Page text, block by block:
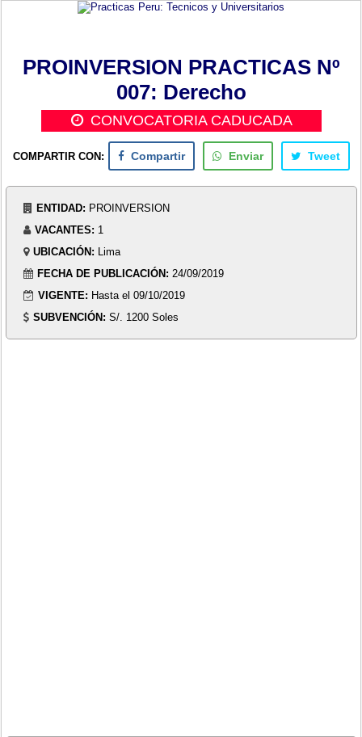
PROINVERSION PRACTICAS Nº
007: Derecho
CONVOCATORIA CADUCADA
COMPARTIR CON: Compartir Enviar Tweet
ENTIDAD: PROINVERSION
VACANTES: 1
UBICACIÓN:
Lima
FECHA DE PUBLICACIÓN: 24/09/2019
VIGENTE: Hasta el 09/10/2019
SUBVENCIÓN: S/. 1200 Soles